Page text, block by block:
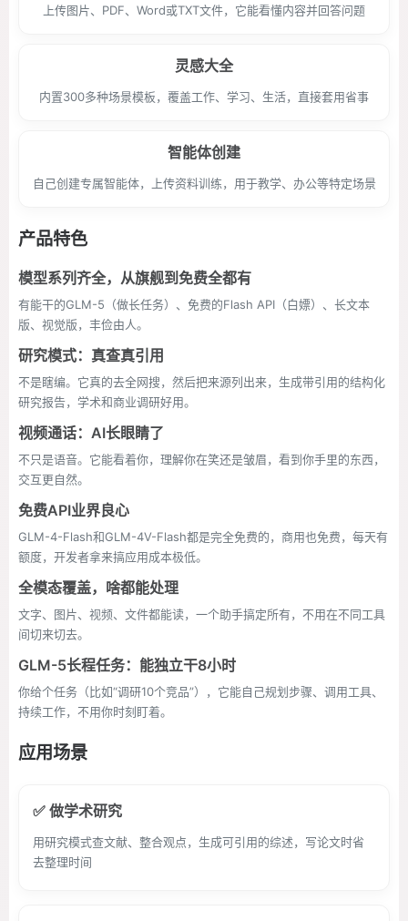
上传图片、PDF、Word或TXT文件，它能看懂内容并回答问题
灵感大全
内置300多种场景模板，覆盖工作、学习、生活，直接套用省事
智能体创建
自己创建专属智能体，上传资料训练，用于教学、办公等特定场景
产品特色
模型系列齐全，从旗舰到免费全都有
有能干的GLM-5（做长任务）、免费的Flash API（白嫖）、长文本
版、视觉版，丰俭由人。
研究模式：真查真引用
不是瞎编。它真的去全网搜，然后把来源列出来，生成带引用的结构化
研究报告，学术和商业调研好用。
视频通话：AI长眼睛了
不只是语音。它能看着你，理解你在笑还是皱眉，看到你手里的东西，
交互更自然。
免费API业界良心
GLM-4-Flash和GLM-4V-Flash都是完全免费的，商用也免费，每天有
额度，开发者拿来搞应用成本极低。
全模态覆盖，啥都能处理
文字、图片、视频、文件都能读，一个助手搞定所有，不用在不同工具
间切来切去。
GLM-5长程任务：能独立干8小时
你给个任务（比如“调研10个竞品”），它能自己规划步骤、调用工具、
持续工作，不用你时刻盯着。
应用场景
✅ 做学术研究
用研究模式查文献、整合观点，生成可引用的综述，写论文时省
去整理时间